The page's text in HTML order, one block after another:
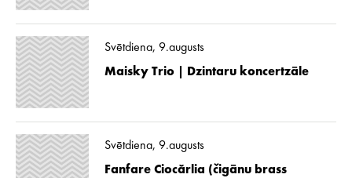
Svētdiena, 9.augusts
Maisky Trio | Dzintaru koncertzāle
Svētdiena, 9.augusts
Fanfare Ciocărlia (čigānu brass